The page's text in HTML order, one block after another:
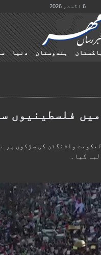
6 اگست، 2026
ہندوستان دنیا
فلسطینیوں
واشنگٹن کی سڑکوں پر
کیا۔